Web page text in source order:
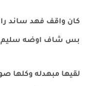
كان واقف فهد ساند
بس شاف اوضه سليم
لقيها مبهدله وكلها